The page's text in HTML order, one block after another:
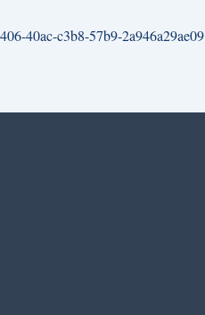
40ac-c3b8-57b9-2a946a29ae09